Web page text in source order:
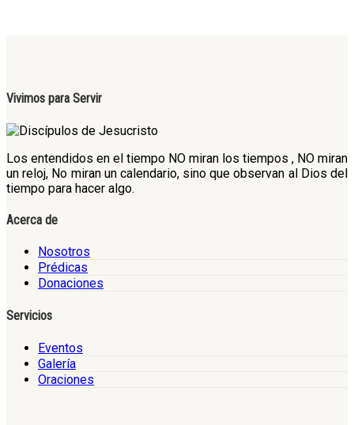
Vivimos para Servir
Los entendidos en el tiempo NO miran los tiempos , NO miran
un reloj, No miran un calendario, sino que observan al Dios del
tiempo para hacer algo.
Acerca de
Nosotros
Prédicas
Donaciones
Servicios
Eventos
Galería
Oraciones